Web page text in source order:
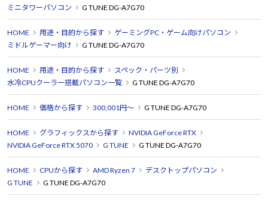
ミニタワーパソコン
G TUNE DG-A7G70
HOME 用途・目的から探す
ゲーミングPC・ゲーム向けパソコン
ミドルゲーマー向け
G TUNE DG-A7G70
HOME 用途・目的から探す
スペック・パーツ別
水冷CPUクーラー搭載パソコン一覧
G TUNE DG-A7G70
HOME 価格から探す 300,001円～ G TUNE DG-A7G70
HOME グラフィックスから探す
NVIDIA GeForce RTX
NVIDIA GeForce RTX 5070
G TUNE G TUNE DG-A7G70
HOME CPUから探す AMD Ryzen 7
デスクトップパソコン
G TUNE
G TUNE DG-A7G70